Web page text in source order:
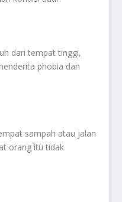
dari tempat tinggi,
phobia dan
sampah atau jalan
orang itu tidak